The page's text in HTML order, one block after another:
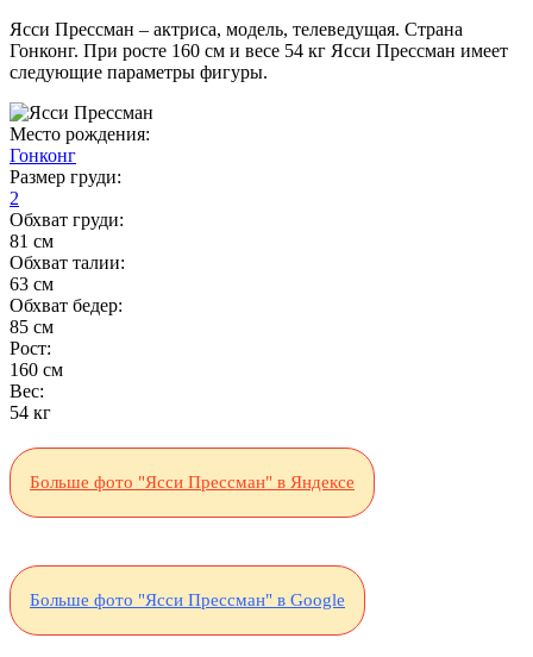
Ясси Прессман – актриса, модель, телеведущая. Страна
Гонконг. При росте 160 см и весе 54 кг Ясси Прессман имеет
следующие параметры фигуры.
Место рождения:
Гонконг
Размер груди:
2
Обхват груди:
81 см
Обхват талии:
63 см
Обхват бедер:
85 см
Рост:
160 см
Вес:
54 кг
Больше фото "Ясси Прессман" в Яндексе
Больше фото "Ясси Прессман" в Google